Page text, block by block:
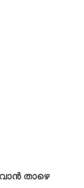
താഴെ